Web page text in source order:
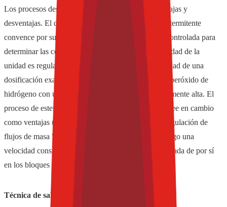
Los procesos descritos poseen respectivamente ventajas y
desventajas. El de esterilización descentralizado e intermitente
convence por su alta modularidad. Cada botella es controlada para
determinar las condiciones de tratamiento y la velocidad de la
unidad es regulable. Como desventaja está la necesidad de una
dosificación exacta de cantidades muy reducidas de peróxido de
hidrógeno con una complejidad técnica comparativamente alta. El
proceso de esterilización centralizado y continuo posee en cambio
como ventajas un control sencillo del proceso y la regulación de
flujos de masa "medibles". Un requisito es sin embargo una
velocidad constante de la línea, una condición asegurada de por sí
en los bloques con máquinas sopladoras.
Técnica de sala limpia